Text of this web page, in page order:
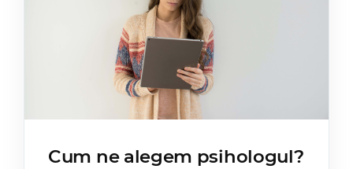
Cum ne alegem psihologul?